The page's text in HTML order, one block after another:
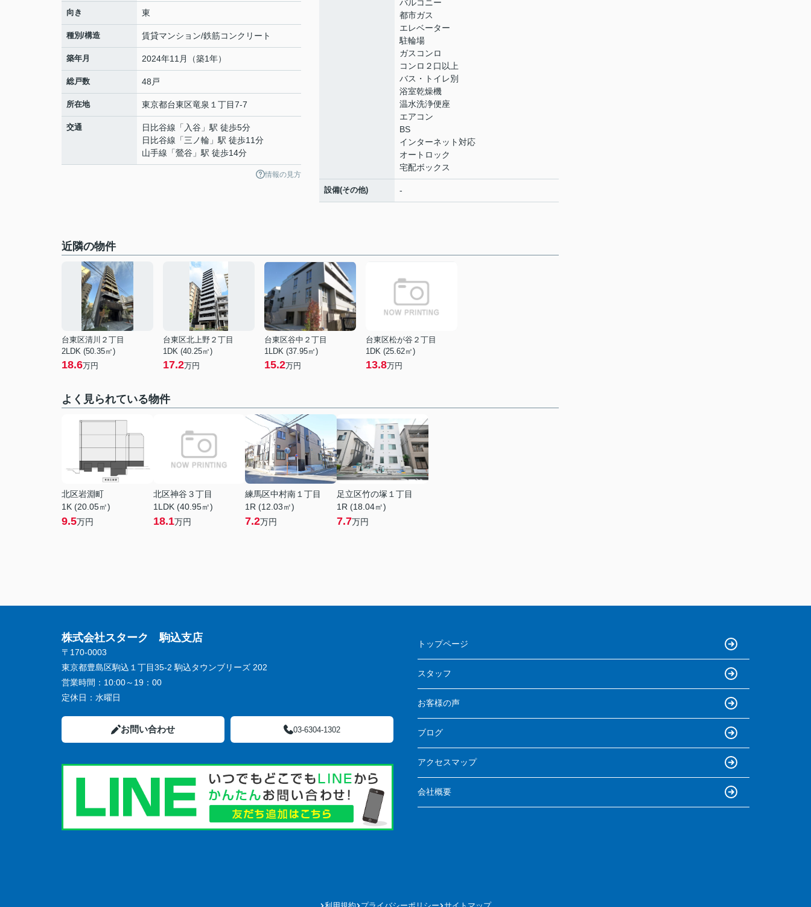
向き 東
種別/構造 賃貸マンション/鉄筋コンクリート
築年月 2024年11月（築1年）
総戸数 48戸
所在地 東京都台東区竜泉 １丁目7-7
交通 日比谷線 「 入谷 」駅 徒歩5分
日比谷線 「三ノ輪 」駅 徒歩11分
山手線 「鶯谷 」駅 徒歩14分
情報の見方
バルコニー
都市ガス
エレベーター
駐輪場
ガスコンロ
コンロ２口以上
バス・トイレ別
浴室乾燥機
温水洗浄便座
エアコン
BS
インターネット対応
オートロック
宅配ボックス
設備(その他) -
近隣の物件
台東区清川２丁目
2LDK (50.35㎡)
18.6万円
台東区北上野２丁目
1DK (40.25㎡)
17.2万円
台東区谷中２丁目
1LDK (37.95㎡)
15.2万円
台東区松が谷２丁目
1DK (25.62㎡)
13.8万円
よく見られている物件
北区岩淵町
1K (20.05㎡)
9.5万円
北区神谷３丁目
1LDK (40.95㎡)
18.1万円
練馬区中村南１丁目
1R (12.03㎡)
7.2万円
足立区竹の塚１丁目
1R (18.04㎡)
7.7万円
株式会社スターク 駒込支店
〒170-0003
東京都豊島区駒込１丁目35-2 駒込タウンブリーズ 202
営業時間： 10:00～19：00
定休日： 水曜日
お問い合わせ 03-6304-1302
トップページ
スタッフ
お客様の声
ブログ
アクセスマップ
会社概要